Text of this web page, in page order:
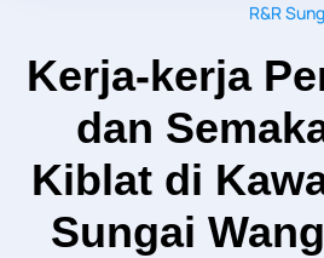
R&R
Kerja-kerja
dan
Kiblat di
Sungai